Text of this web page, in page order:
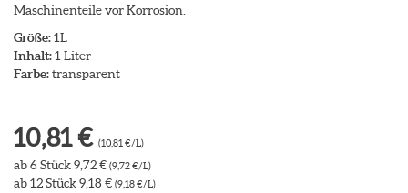
Maschinenteile vor Korrosion.
Größe:1L
Inhalt:1 Liter
Farbe:transparent
10,81 € (10,81 €/L)
ab 6 Stück 9,72 € (9,72 €/L)
ab 12 Stück 9,18 € (9,18 €/L)